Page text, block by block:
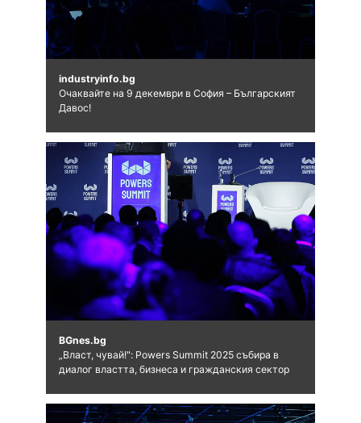
industryinfo.bg
Очаквайте на 9 декември в София – Българският
Давос!
BGnes.bg
„Власт, чувай!": Powers Summit 2025 събира в
диалог властта, бизнеса и гражданския сектор